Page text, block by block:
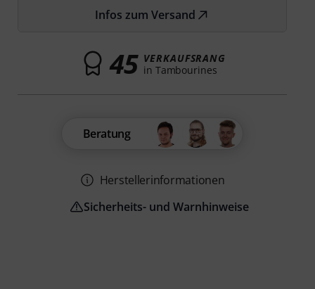
Infos zum Versand
45 VERKAUFSRANG
in Tambourines
Beratung
Herstellerinformationen
Sicherheits- und Warnhinweise